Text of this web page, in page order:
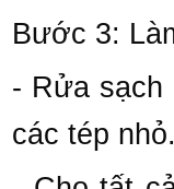
Bước 3:
- Rửa sạch
các tép